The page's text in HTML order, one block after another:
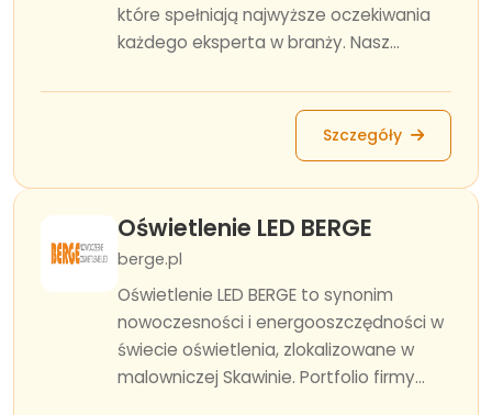
które spełniają najwyższe oczekiwania
każdego eksperta w branży. Nasz...
Szczegóły
Oświetlenie LED BERGE
berge.pl
Oświetlenie LED BERGE to synonim
nowoczesności i energooszczędności w
świecie oświetlenia, zlokalizowane w
malowniczej Skawinie. Portfolio firmy...